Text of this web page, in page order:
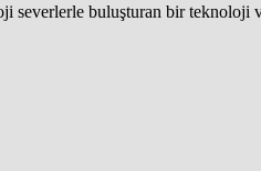
severlerle buluşturan bir teknoloji